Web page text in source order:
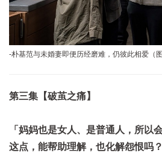
-朴基范与未婚妻即便历经磨难，仍彼此相爱（图
第三集【破茧之痛】
「妈妈也是女人、是普通人，所以
这点，能帮助理解，也化解怨恨吗？